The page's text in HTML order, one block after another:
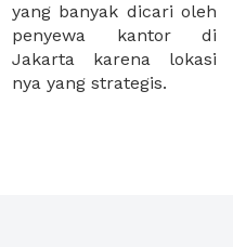
nya yang strategis.